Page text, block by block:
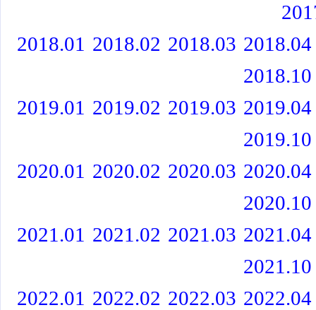
2018.01 2018.02 2018.03 2018.04
2018.10
2019.01 2019.02 2019.03 2019.04
2019.10
2020.01 2020.02 2020.03 2020.04
2020.10
2021.01 2021.02 2021.03 2021.04
2021.10
2022.01 2022.02 2022.03 2022.04